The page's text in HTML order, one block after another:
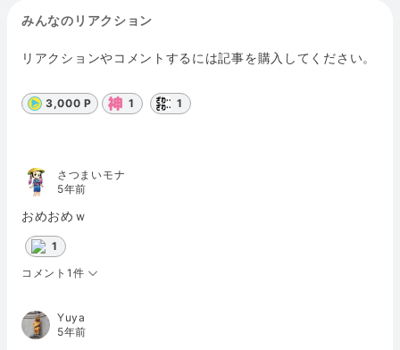
みんなのリアクション
リアクションやコメントするには記事を購入してください。
3,000 P 1 1
さつまいモナ
5年前
おめおめｗ
1
コメント1件
Yuya
5年前